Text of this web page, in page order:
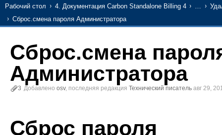
Рабочий стол 4. Документация Carbon Standalone Billing 4 …
Cброс.смена пароля Администратора
Cброс.смена
Администратора
3 Добавлено osv, последняя редакция Технический писатель авг 29,
Сброс пароля